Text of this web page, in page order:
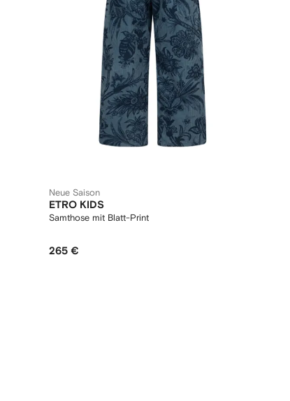
Neue Saison
ETRO KIDS
Samthose mit Blatt-Print
265 €